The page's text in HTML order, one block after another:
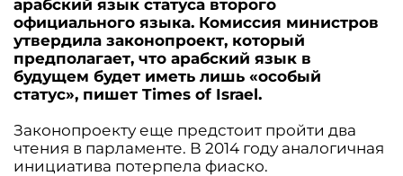
арабский язык статуса второго
официального языка. Комиссия министров
утвердила законопроект, который
предполагает, что арабский язык в
будущем будет иметь лишь «особый
статус», пишет Times of Israel.
Законопроекту еще предстоит пройти два
чтения в парламенте. В 2014 году аналогичная
инициатива потерпела фиаско.